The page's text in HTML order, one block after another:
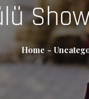
Home